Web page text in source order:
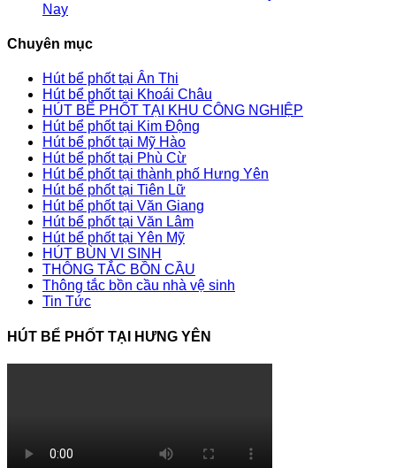
Nay
Chuyên mục
Hút bể phốt tại Ân Thi
Hút bể phốt tại Khoái Châu
HÚT BỂ PHỐT TẠI KHU CÔNG NGHIỆP
Hút bể phốt tại Kim Động
Hút bể phốt tại Mỹ Hào
Hút bể phốt tại Phù Cừ
Hút bể phốt tại thành phố Hưng Yên
Hút bể phốt tại Tiên Lữ
Hút bể phốt tại Văn Giang
Hút bể phốt tại Văn Lâm
Hút bể phốt tại Yên Mỹ
HÚT BÙN VI SINH
THÔNG TẮC BỒN CẦU
Thông tắc bồn cầu nhà vệ sinh
Tin Tức
HÚT BỂ PHỐT TẠI HƯNG YÊN